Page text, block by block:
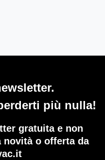
più nulla!
gratuita e non
novità o offerta da